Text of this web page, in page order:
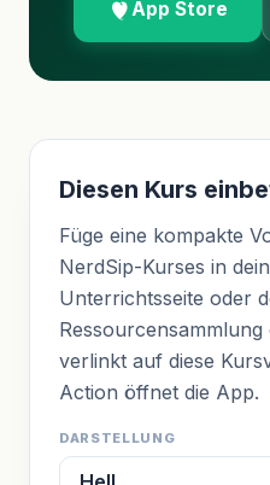
App Store
Diesen Kurs
Füge eine kompakte
NerdSip-Kurses in
Unterrichtsseite oder
Ressourcensammlung
verlinkt auf diese
Action öffnet die App.
DARSTELLUNG